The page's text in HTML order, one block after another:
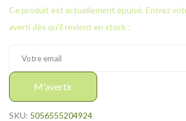
Ce produit est actuellement épuisé. Entrez
averti dès qu'il revient en stock :
M'avertir
SKU: 5056555204924